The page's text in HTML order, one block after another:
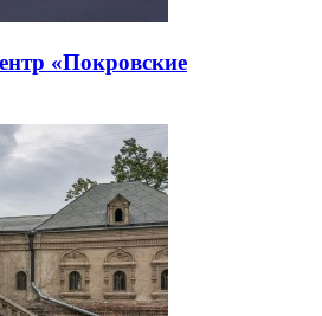
«Покровские